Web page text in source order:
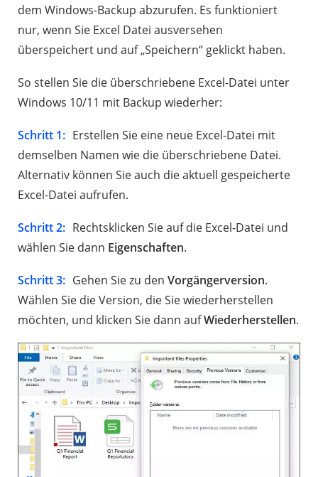
dem Windows-Backup abzurufen. Es funktioniert
nur, wenn Sie Excel Datei ausversehen
überspeichert und auf „Speichern“ geklickt haben.
So stellen Sie die überschriebene Excel-Datei unter
Windows 10/11 mit Backup wiederher:
Schritt 1: Erstellen Sie eine neue Excel-Datei mit
demselben Namen wie die überschriebene Datei.
Alternativ können Sie auch die aktuell gespeicherte
Excel-Datei aufrufen.
Schritt 2: Rechtsklicken Sie auf die Excel-Datei und
wählen Sie dann Eigenschaften.
Schritt 3: Gehen Sie zu den Vorgängerversion.
Wählen Sie die Version, die Sie wiederherstellen
möchten, und klicken Sie dann aufWiederherstellen.